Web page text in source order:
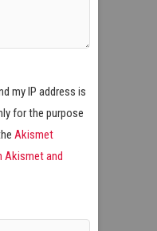
my IP address is
for the purpose
Akismet
Akismet and